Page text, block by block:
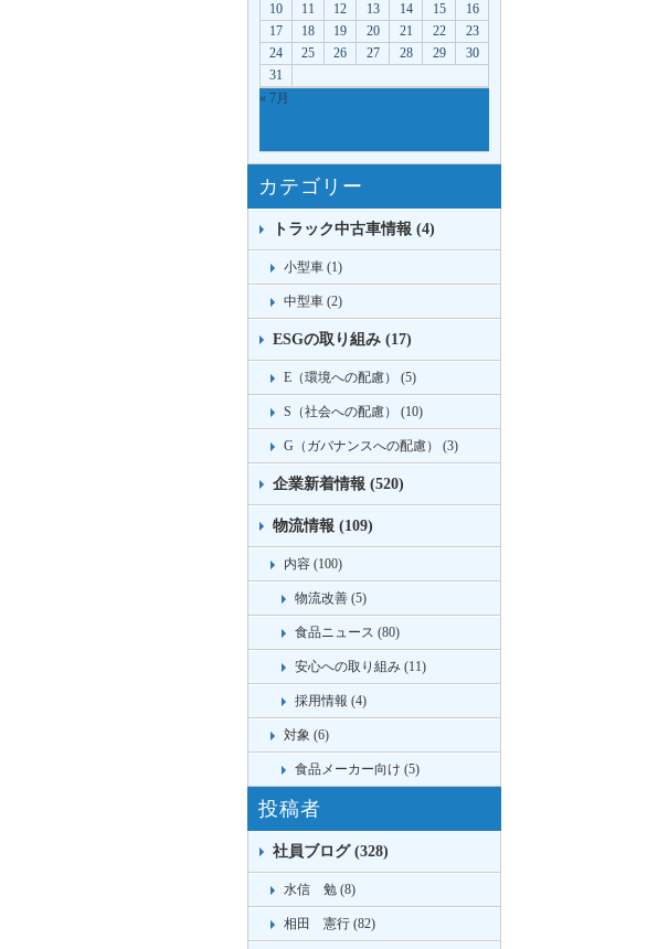
10
11 12 13 14 15
16
17
18 19 20 21 22
23
24
25 26 27 28 29
30
31
« 7月
カテゴリー
トラック中古車情報 (4)
小型車 (1)
中型車 (2)
ESGの取り組み (17)
E（環境への配慮） (5)
S（社会への配慮） (10)
G（ガバナンスへの配慮） (3)
企業新着情報 (520)
物流情報 (109)
内容 (100)
物流改善 (5)
食品ニュース (80)
安心への取り組み (11)
採用情報 (4)
対象 (6)
食品メーカー向け (5)
投稿者
社員ブログ (328)
水信 勉 (8)
相田 憲行 (82)